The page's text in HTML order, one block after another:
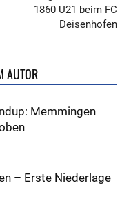
1860 U21 beim FC
Deisenhofen
AUTOR
Memmingen
– Erste Niederlage